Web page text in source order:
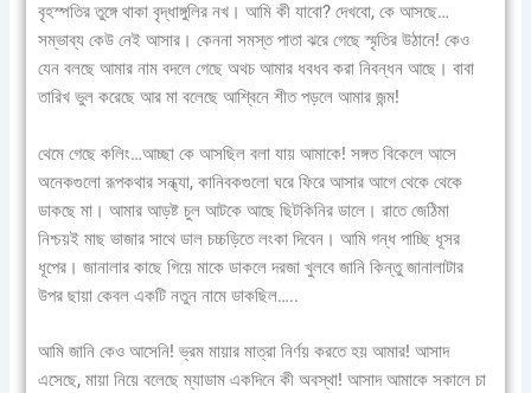
বৃহস্পতির তুঙ্গে থাকা বৃদ্ধাঙ্গুলির নখ। আমি কী যাবো? দেখবো, কে আসছে…
সম্ভাব্য কেউ নেই আসার। কেননা সমস্ত পাতা ঝরে গেছে স্মৃতির উঠানে! কেও
যেন বলছে আমার নাম বদলে গেছে অথচ আমার ধবধব করা নিবন্ধন আছে। বাবা
তারিখ ভুল করেছে আর মা বলেছে আশ্বিনে শীত পড়লে আমার জন্ম!
থেমে গেছে কলিং…আচ্ছা কে আসছিল বলা যায় আমাকে! সঙ্গত বিকেলে আসে
অনেকগুলো রূপকথার সন্ধ্যা, কানিবকগুলো ঘরে ফিরে আসার আগে থেকে থেকে
ডাকছে মা। আমার আড়ষ্ট চুল আটকে আছে ছিটকিনির ডালে। রাতে জেঠিমা
নিশ্চয়ই মাছ ভাজার সাথে ডাল চচ্চড়িতে লংকা দিবেন। আমি গন্ধ পাচ্ছি ধূসর
ধূপের। জানালার কাছে গিয়ে মাকে ডাকলে দরজা খুলবে জানি কিন্তু জানালাটার
উপর ছায়া কেবল একটি নতুন নামে ডাকছিল…..
আমি জানি কেও আসেনি! ভ্রম মায়ার মাত্রা নির্ণয় করতে হয় আমার! আসাদ
এসেছে, মায়া নিয়ে বলেছে ম্যাডাম একদিনে কী অবস্থা! আসাদ আমাকে সকালে চা